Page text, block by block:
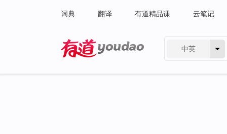
词典 翻译 有道精品课 云笔记
中英